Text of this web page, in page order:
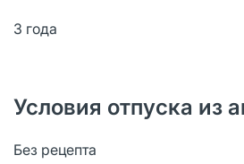
3 года
Условия отпуска из
Без рецепта